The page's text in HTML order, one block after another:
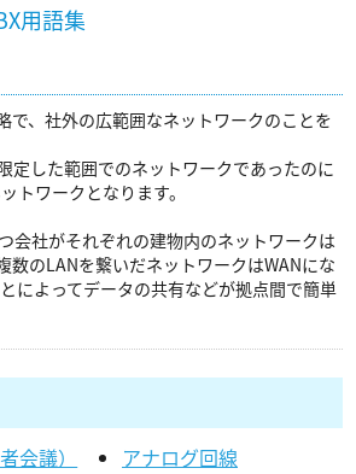
用語集
で、社外の広範囲なネットワークのことを
定した範囲でのネットワークであったのに
トワークとなります。
会社がそれぞれの建物内のネットワークは
数のLANを繋いだネットワークはWANにな
によってデータの共有などが拠点間で簡単
会議）
アナログ回線